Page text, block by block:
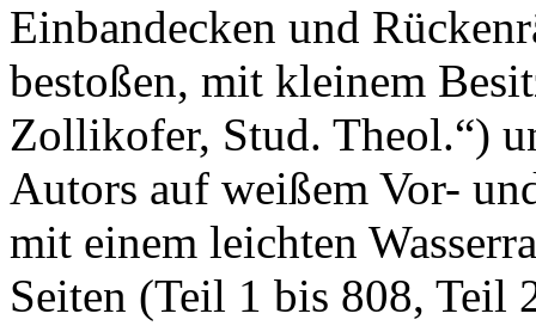
Einbandecken und
bestoßen, mit kleinem
Zollikofer, Stud. Theol.“)
Autors auf weißem Vor-
mit einem leichten
Seiten (Teil 1 bis 808, Teil